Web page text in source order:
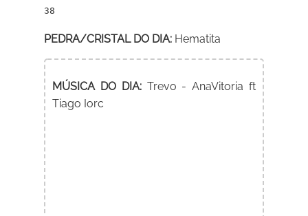
38
PEDRA/CRISTAL DO DIA: Hematita
MÚSICA DO DIA:Trevo - AnaVitoria ft
Tiago Iorc